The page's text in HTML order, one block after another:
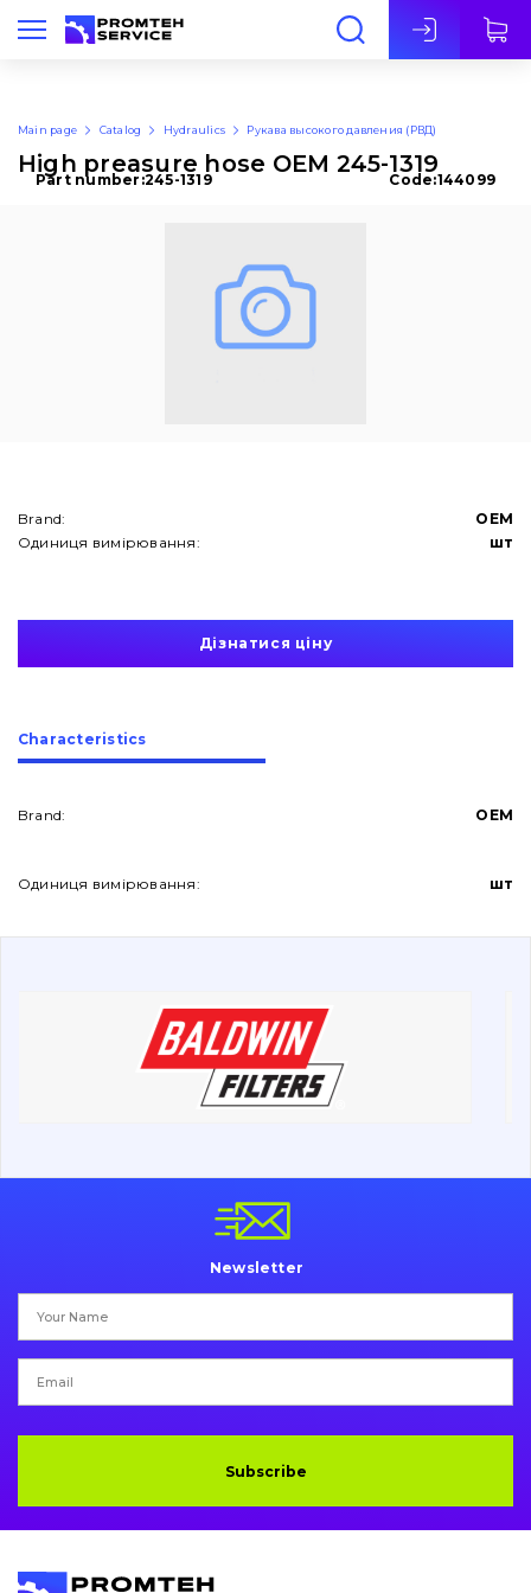
Eng
About Us
Contacts
Vacancies
Filters and lubricants
Bucket and adapters shrouds
Pins and bushings
Hydraulics
написати
Main page Catalog Hydraulics Рукава высокого давления (РВД)
High preasure hose OEM 245-1319
Part number:245-1319 Code:144099
Brand:
OEM
Одиниця вимірювання:
шт
Дізнатися ціну
Сharacteristics
Brand: OEM
Одиниця вимірювання: шт
Newsletter
Subscribe